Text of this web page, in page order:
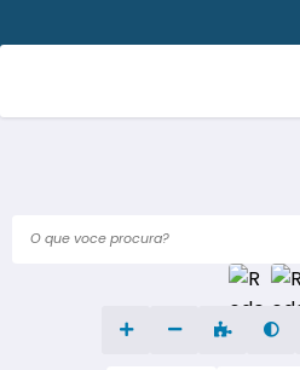
O que voce procura?